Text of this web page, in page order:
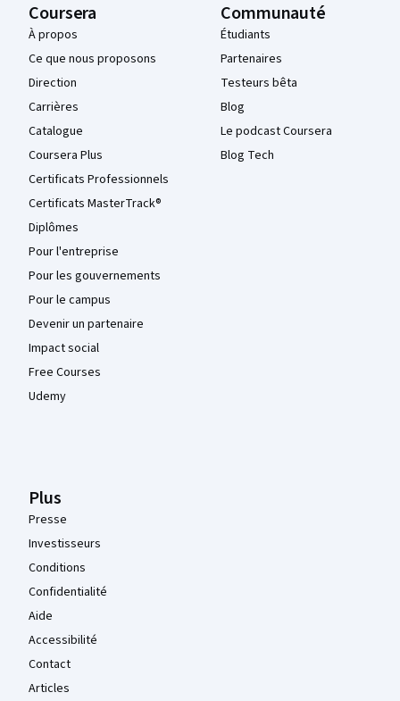
Coursera
À propos
Ce que nous proposons
Direction
Carrières
Catalogue
Coursera Plus
Certificats Professionnels
Certificats MasterTrack®
Diplômes
Pour l'entreprise
Pour les gouvernements
Pour le campus
Devenir un partenaire
Impact social
Free Courses
Udemy
Communauté
Étudiants
Partenaires
Testeurs bêta
Blog
Le podcast Coursera
Blog Tech
Plus
Presse
Investisseurs
Conditions
Confidentialité
Aide
Accessibilité
Contact
Articles